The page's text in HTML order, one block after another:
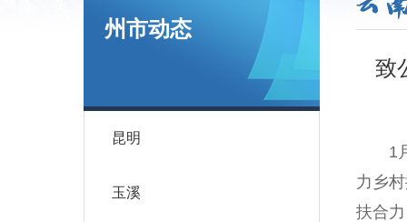
州市动态
昆明
玉溪
致
1月
力乡
扶合